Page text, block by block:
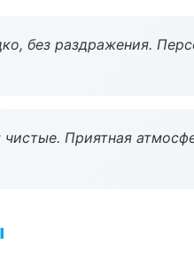
без раздражения.
Приятная